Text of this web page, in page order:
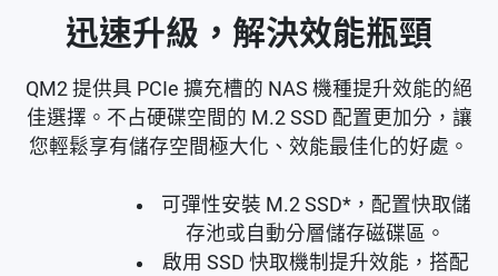
迅速升級，解決效能瓶頸
QM2 提供具 PCIe 擴充槽的 NAS 機種提升效能的絕
佳選擇。不占硬碟空間的 M.2 SSD 配置更加分，讓
您輕鬆享有儲存空間極大化、效能最佳化的好處。
可彈性安裝 M.2 SSD*，配置快取儲
存池或自動分層儲存磁碟區。
啟用 SSD 快取機制提升效能，搭配